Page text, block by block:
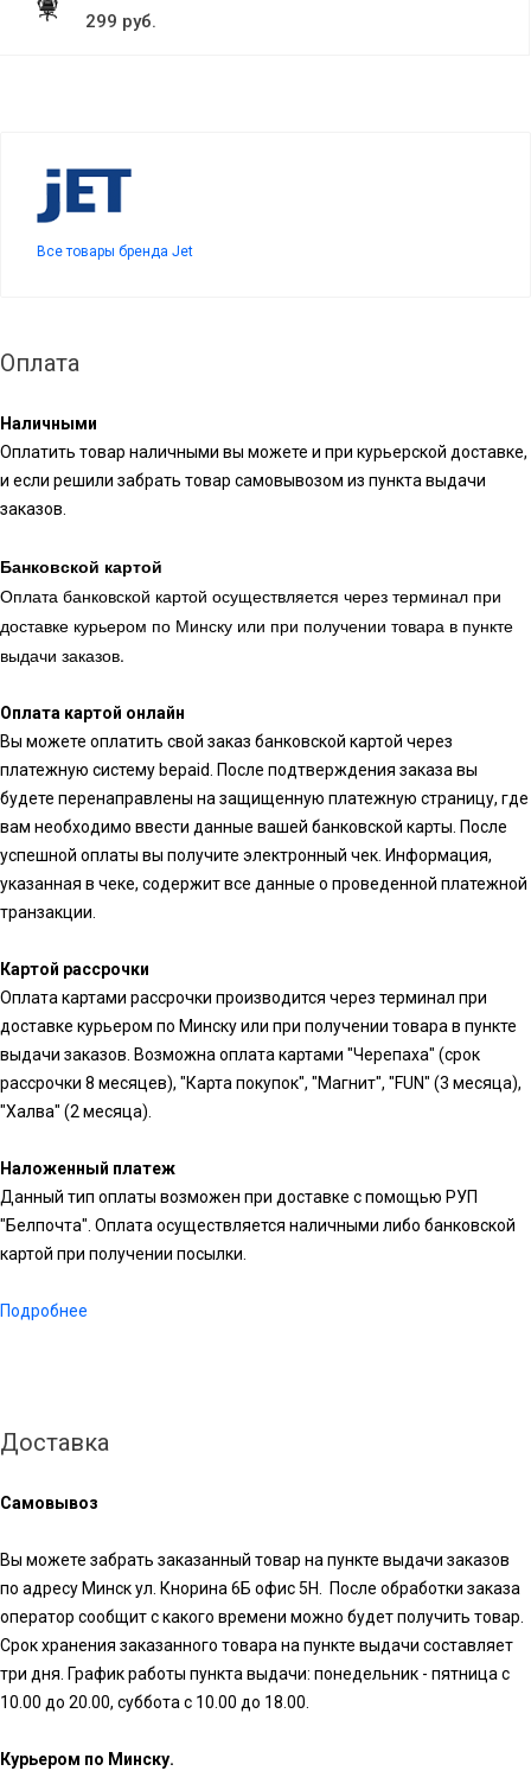
299 руб.
Все товары бренда Jet
Оплата
Наличными
Оплатить товар наличными вы можете и при курьерской доставке,
и если решили забрать товар самовывозом из пункта выдачи
заказов.
Банковской картой
Оплата банковской картой осуществляется через терминал при
доставке курьером по Минску или при получении товара в пункте
выдачи заказов.
Оплата картой онлайн
Вы можете оплатить свой заказ банковской картой через
платежную систему bepaid. После подтверждения заказа вы
будете перенаправлены на защищенную платежную страницу, где
вам необходимо ввести данные вашей банковской карты. После
успешной оплаты вы получите электронный чек. Информация,
указанная в чеке, содержит все данные о проведенной платежной
транзакции.
Картой рассрочки
Оплата картами рассрочки производится через терминал при
доставке курьером по Минску или при получении товара в пункте
выдачи заказов. Возможна оплата картами "Черепаха" (срок
рассрочки 8 месяцев), "Карта покупок", "Магнит", "FUN" (3 месяца),
"Халва" (2 месяца).
Наложенный платеж
Данный тип оплаты возможен при доставке с помощью РУП
"Белпочта". Оплата осуществляется наличными либо банковской
картой при получении посылки.
Подробнее
Доставка
Самовывоз
Вы можете забрать заказанный товар на пункте выдачи заказов
по адресу Минск ул. Кнорина 6Б офис 5Н. После обработки заказа
оператор сообщит с какого времени можно будет получить товар.
Срок хранения заказанного товара на пункте выдачи составляет
три дня. График работы пункта выдачи: понедельник - пятница с
10.00 до 20.00, суббота с 10.00 до 18.00.
Курьером по Минску.